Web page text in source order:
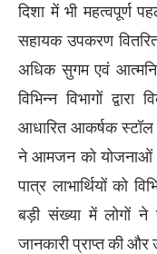
दिशा में भी महत्वपूर्ण
सहायक उपकरण
अधिक सुगम एवं
विभिन्न विभागों
आधारित आकर्षक स्टॉल
ने आमजन को योजनाओं
पात्र लाभार्थियों को
बड़ी संख्या में लोगों
जानकारी प्राप्त की और